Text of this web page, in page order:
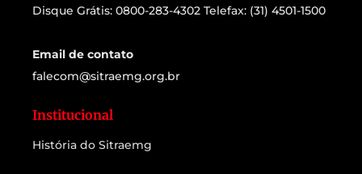
Disque Grátis: 0800-283-4302 Telefax: (31) 4501-1500
Email de contato
falecom@sitraemg.org.br
Institucional
História do Sitraemg